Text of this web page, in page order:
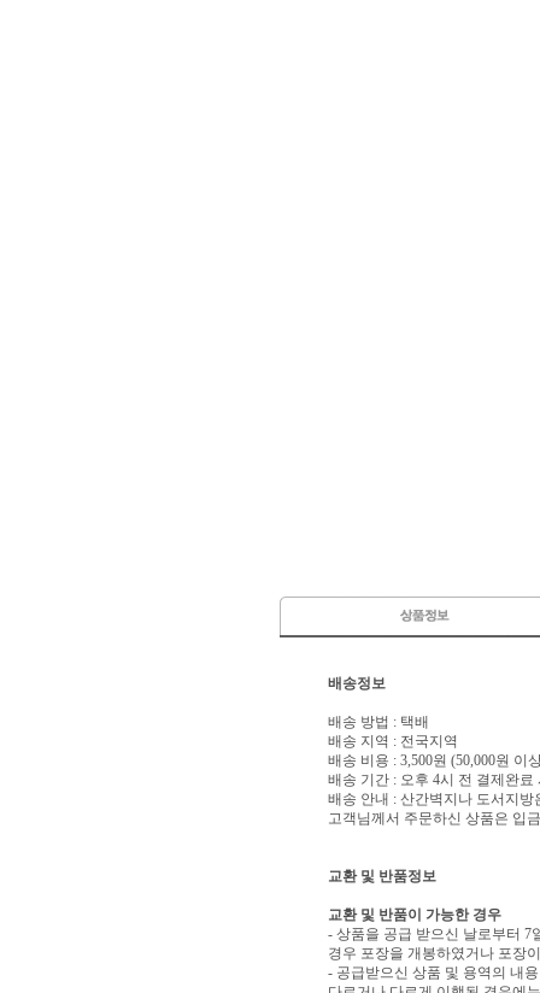
배송정보
배송 방법 : 택배
배송 지역 : 전국지역
배송 비용 : 3,500원 (50,000원 이
배송 기간 : 오후 4시 전 결제완료
배송 안내 : 산간벽지나 도서지
고객님께서 주문하신 상품은 입
교환 및 반품정보
교환 및 반품이 가능한 경우
- 상품을 공급 받으신 날로부터 7
경우 포장을 개봉하였거나 포장
- 공급받으신 상품 및 용역의 내